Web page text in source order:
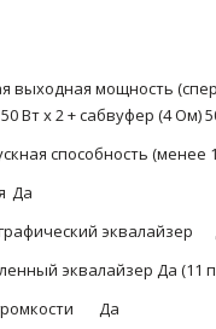
выходная мощность
Вт x 2 + сабвуфер (4 Ом)
способность (менее
Да
эквалайзер
эквалайзер Да (11
Да